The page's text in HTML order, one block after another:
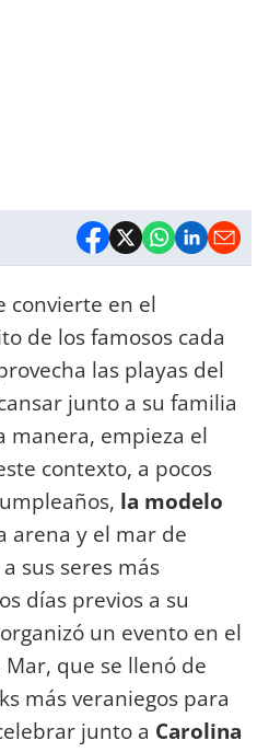
convierte en el
de los famosos cada
las playas del
junto a su familia
manera, empieza el
contexto, a pocos
la modelo
arena y el mar de
sus seres más
días previos a su
un evento en el
que se llenó de
más veraniegos para
junto a Carolina